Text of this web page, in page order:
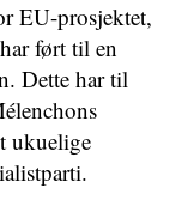
EU-prosjektet,
ført til en
Dette har til
ukuelige